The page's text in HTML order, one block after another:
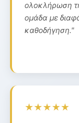
ολοκλήρωση
ομάδα με
καθοδήγηση."
★★★★★